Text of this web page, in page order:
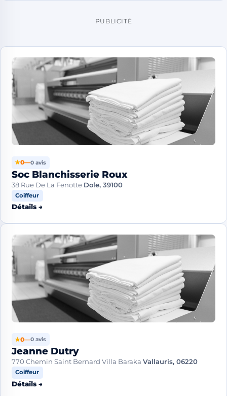
PUBLICITÉ
★0—0 avis
Soc Blanchisserie Roux
38 Rue De La Fenotte Dole, 39100
Coiffeur
Détails →
★0—0 avis
Jeanne Dutry
770 Chemin Saint Bernard Villa Baraka Vallauris, 06220
Coiffeur
Détails →